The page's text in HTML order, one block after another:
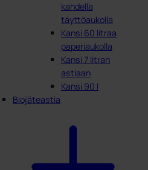
kahdella
täyttöaukolla
Kansi 60 litraa
paperiaukolla
Kansi 7 litran
astiaan
Kansi 90 l
Biojäteastia